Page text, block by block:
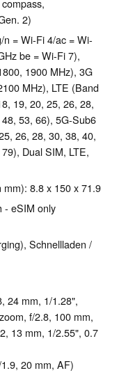
2)
= Wi-Fi 4/ac = Wi-
be = Wi-Fi 7),
1900 MHz), 3G
MHz), LTE (Band
19, 20, 25, 26, 28,
53, 66), 5G-Sub6
26, 28, 30, 38, 40,
Dual SIM, LTE,
8.8 x 150 x 71.9
- eSIM only
Schnellladen /
24 mm, 1/1.28",
f/2.8, 100 mm,
13 mm, 1/2.55", 0.7
20 mm, AF)